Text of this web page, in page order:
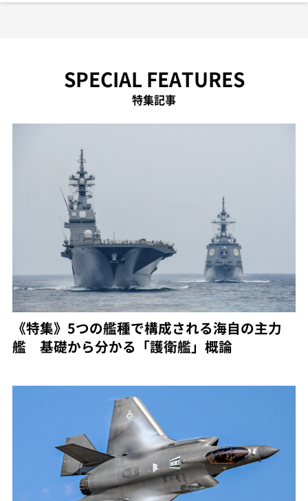
SPECIAL FEATURES
特集記事
《特集》5つの艦種で構成される海自の主力
艦 基礎から分かる「護衛艦」概論